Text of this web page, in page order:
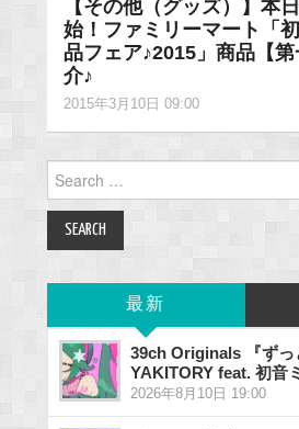
【その他（グッズ）】本
始！ファミリーマート「
品フェア♪2015」商品【
介♪
2015年3月10日 09:00
for:
最新
39ch Originals 『ずっ
YAKITORY feat. 初音
2026年8月10日 19:00